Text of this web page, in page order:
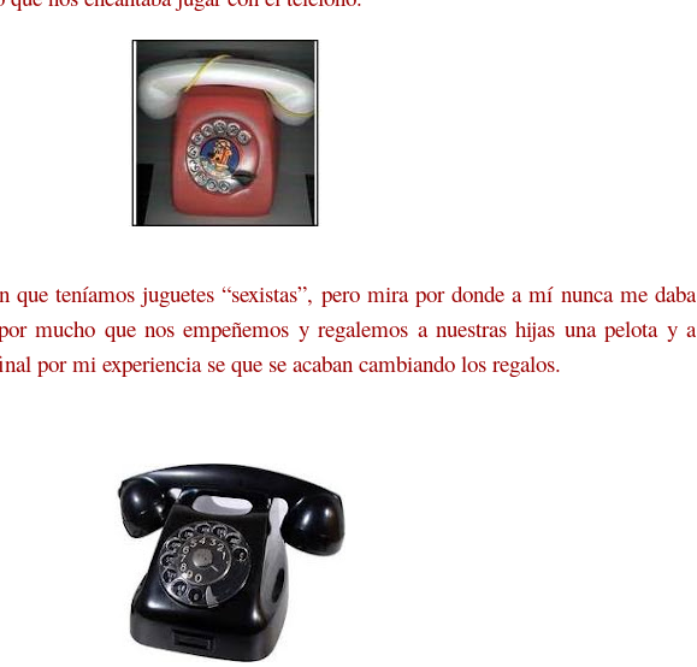
que teníamos juguetes “sexistas”, pero mira por donde a mí nunca me daba
mucho que nos empeñemos y regalemos a nuestras hijas una pelota y a
por mi experiencia se que se acaban cambiando los regalos.